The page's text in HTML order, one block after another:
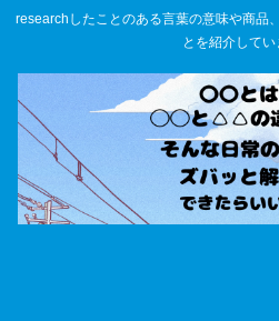
researchしたことのある言葉の意味や商品
とを紹介してい